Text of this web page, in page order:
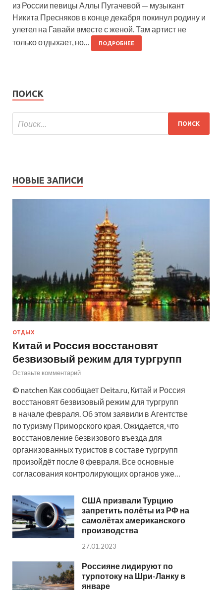
из России певицы Аллы Пугачевой — музыкант
Никита Пресняков в конце декабря покинул родину и
улетел на Гавайи вместе с женой. Там артист не
только отдыхает, но…
ПОДРОБНЕЕ
ПОИСК
НОВЫЕ ЗАПИСИ
ОТДЫХ
Китай и Россия восстановят
безвизовый режим для тургрупп
Оставьте комментарий
© natchen Как сообщает Deita.ru, Китай и Россия
восстановят безвизовый режим для тургрупп
в начале февраля. Об этом заявили в Агентстве
по туризму Приморского края. Ожидается, что
восстановление безвизового въезда для
организованных туристов в составе тургрупп
произойдёт после 8 февраля. Все основные
согласования контролирующих органов уже…
США призвали Турцию
запретить полёты из РФ на
самолётах американского
производства
27.01.2023
Россияне лидируют по
турпотоку на Шри-Ланку в
январе